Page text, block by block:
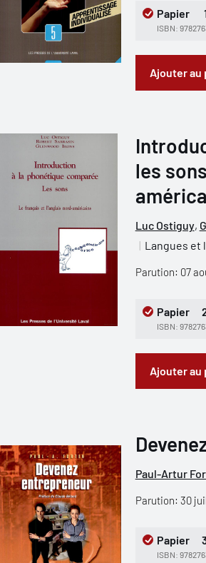
Papier
ISBN:
Ajouter au
les
Luc Ostiguy,
Langues et
Parution: 07
Papier
ISBN:
Ajouter au
Paul-Artur
Parution: 30
Papier
ISBN: